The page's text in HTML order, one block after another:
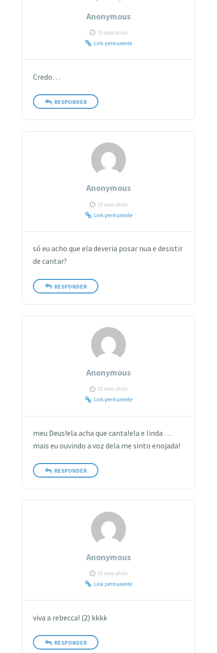
Anonymous
15 anos atrás
Link permanente
Credo…
RESPONDER
Anonymous
15 anos atrás
Link permanente
só eu acho que ela deveria posar nua e desistir
de cantar?
RESPONDER
Anonymous
15 anos atrás
Link permanente
meu Deus!ela acha que canta!ela e linda …
mais eu ouvindo a voz dela me sinto enojada!
RESPONDER
Anonymous
15 anos atrás
Link permanente
viva a rebecca! (2) kkkk
RESPONDER